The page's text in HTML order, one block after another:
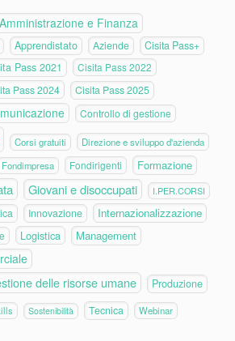
Amministrazione e Finanza
Apprendistato Aziende
Cisita Pass+
Pass 2021 Cisita Pass 2022
Pass 2024
Cisita Pass 2025
Controllo di gestione
Corsi gratuiti Direzione e sviluppo d'azienda
Fondimpresa Fondirigenti Formazione
Giovani e disoccupati I.PER.CORSI
Innovazione
Internazionalizzazione
Logistica Management
delle risorse umane Produzione
Sostenibilità Tecnica Webinar